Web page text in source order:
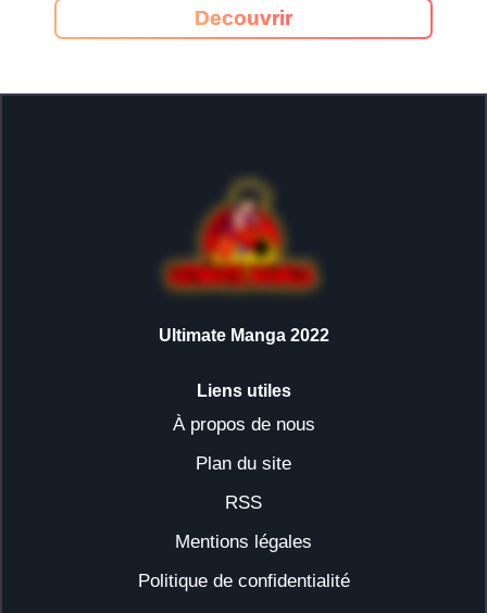
Decouvrir
Ultimate Manga 2022
Liens utiles
À propos de nous
Plan du site
RSS
Mentions légales
Politique de confidentialité